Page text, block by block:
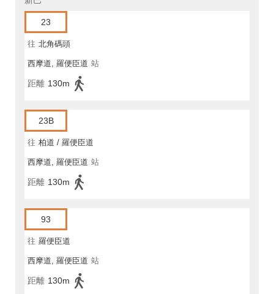
23
往 北角碼頭
西摩道, 羅便臣道 站
距離 130m
23B
往 柏道 / 羅便臣道
西摩道, 羅便臣道 站
距離 130m
93
往 羅便臣道
西摩道, 羅便臣道 站
距離 130m